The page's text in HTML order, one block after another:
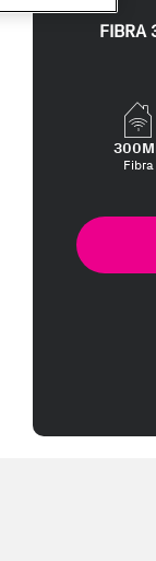
FIBRA
Fibra